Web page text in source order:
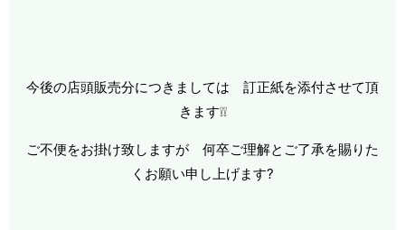
今後の店頭販売分につきましては 訂正紙を添付させて頂
きます❕❕
ご不便をお掛け致しますが 何卒ご理解とご了承を賜りた
くお願い申し上げます?